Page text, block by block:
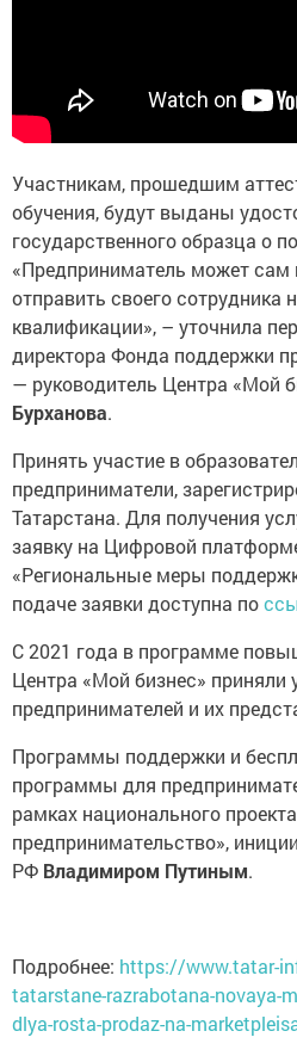
Участникам, прошедшим
обучения, будут выданы
государственного образца о
«Предприниматель может сам
отправить своего сотрудника
квалификации», – уточнила
директора Фонда поддержки
— руководитель Центра «Мой
Бурханова.
Принять участие в
предприниматели,
Татарстана. Для получения
заявку на Цифровой
«Региональные меры
подаче заявки доступна по
С 2021 года в программе
Центра «Мой бизнес» приняли
предпринимателей и их
Программы поддержки и
программы для
рамках национального
предпринимательство»,
РФ Владимиром Путиным.
Подробнее: https://www.tatar-
tatarstane-razrabotana-novaya-
dlya-rosta-prodaz-na-